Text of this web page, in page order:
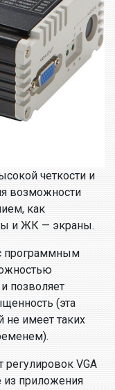
четкости и
возможности
как
и ЖК — экраны.
программным
позволяет
(эта
не имеет таких
регулировок VGA
из приложения